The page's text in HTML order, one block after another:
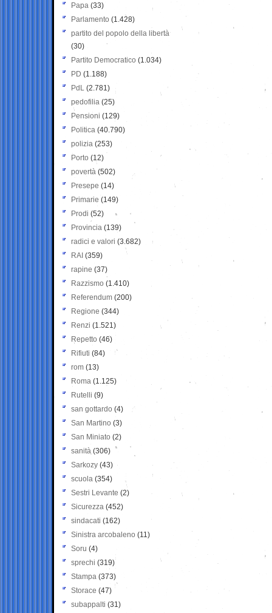
Papa (33)
Parlamento (1.428)
partito del popolo della libertà
(30)
Partito Democratico (1.034)
PD (1.188)
PdL (2.781)
pedofilia (25)
Pensioni (129)
Politica (40.790)
polizia (253)
Porto (12)
povertà (502)
Presepe (14)
Primarie (149)
Prodi (52)
Provincia (139)
radici e valori (3.682)
RAI (359)
rapine (37)
Razzismo (1.410)
Referendum (200)
Regione (344)
Renzi (1.521)
Repetto (46)
Rifiuti (84)
rom (13)
Roma (1.125)
Rutelli (9)
san gottardo (4)
San Martino (3)
San Miniato (2)
sanità (306)
Sarkozy (43)
scuola (354)
Sestri Levante (2)
Sicurezza (452)
sindacati (162)
Sinistra arcobaleno (11)
Soru (4)
sprechi (319)
Stampa (373)
Storace (47)
subappalti (31)